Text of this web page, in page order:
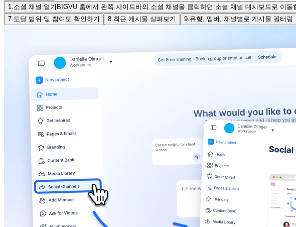
1. 소셜 채널 열기 BIGVU 홈에서 왼쪽 사이드바의 소셜 채널을 클릭하면 소셜 채널 대시보드로 이동
7. 도달 범위 및 참여도 확인하기 8. 최근 게시물 살펴보기 9. 유형, 멤버, 채널별로 게시물 필터링